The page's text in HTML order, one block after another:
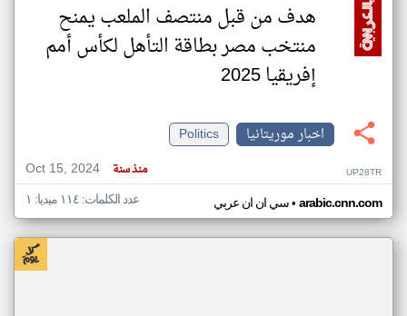
هدف من قبل منتصف الملعب يمنح
منتخب مصر بطاقة التأهل لكأس أمم
إفريقيا 2025
اخبار موريتانيا
Politics
Oct 15, 2024
منذ سنة UP28TR
سي ان ان عربي• arabic.cnn.com عدد الكلمات: ١١٤ ميديا: ١